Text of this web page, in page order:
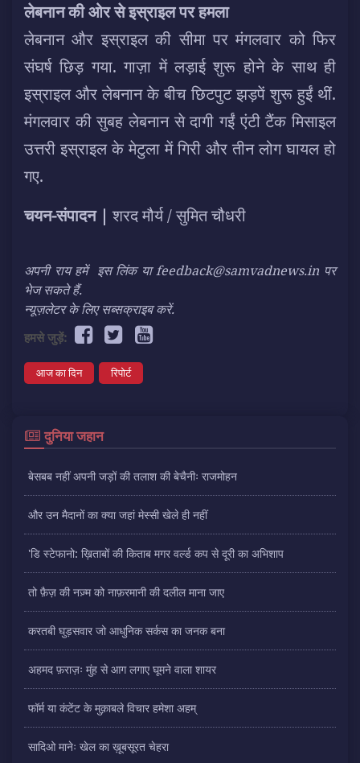
लेबनान की ओर से इस्राइल पर हमला
लेबनान और इस्राइल की सीमा पर मंगलवार को फिर
संघर्ष छिड़ गया. गाज़ा में लड़ाई शुरू होने के साथ ही
इस्राइल और लेबनान के बीच छिटपुट झड़पें शुरू हुईं थीं.
मंगलवार की सुबह लेबनान से दागी गईं एंटी टैंक मिसाइल
उत्तरी इस्राइल के मेटुला में गिरी और तीन लोग घायल हो
गए.
चयन-संपादन | शरद मौर्य / सुमित चौधरी
अपनी राय हमें इस लिंक या feedback@samvadnews.in पर
भेज सकते हैं.
न्यूज़लेटर के लिए सब्सक्राइब करें.
हमसे जुड़ें:
आज का दिन रिपोर्ट
दुनिया जहान
बेसबब नहीं अपनी जड़ों की तलाश की बेचैनीः राजमोहन
और उन मैदानों का क्या जहां मेस्सी खेले ही नहीं
'डि स्टेफानो: ख़िताबों की किताब मगर वर्ल्ड कप से दूरी का अभिशाप
तो फ़ैज़ की नज़्म को नाफ़रमानी की दलील माना जाए
करतबी घुड़सवार जो आधुनिक सर्कस का जनक बना
अहमद फ़राज़ः मुंह से आग लगाए घूमने वाला शायर
फॉर्म या कंटेंट के मुक़ाबले विचार हमेशा अहम्
सादिओ मानेः खेल का ख़ूबसूरत चेहरा